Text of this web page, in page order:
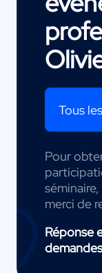
Tous
Pour
merci de
Réponse